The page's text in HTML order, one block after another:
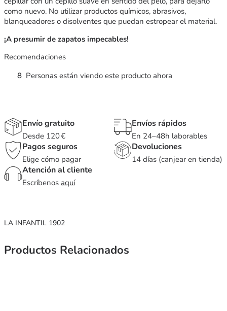
como nuevo. No utilizar productos químicos, abrasivos,
blanqueadores o disolventes que puedan estropear el material.
¡A presumir de zapatos impecables!
Recomendaciones
8 Personas están viendo este producto ahora
Envío gratuito
Desde 120 €
Envíos rápidos
En 24–48h laborables
Pagos seguros
Elige cómo pagar
Devoluciones
14 días (canjear en tienda)
Atención al cliente
Escríbenos aquí
LA INFANTIL 1902
Productos Relacionados